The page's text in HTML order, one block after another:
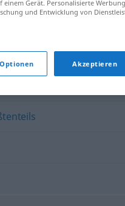
Gerät. Personalisierte
und Entwicklung von
Akzeptieren